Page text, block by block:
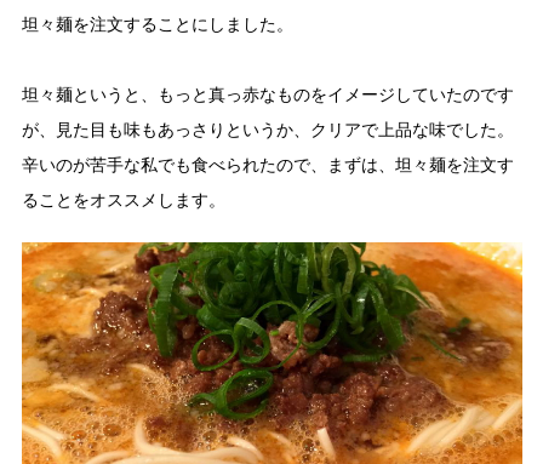
坦々麺を注文することにしました。
坦々麺というと、もっと真っ赤なものをイメージしていたのです
が、見た目も味もあっさりというか、クリアで上品な味でした。
辛いのが苦手な私でも食べられたので、まずは、坦々麺を注文す
ることをオススメします。